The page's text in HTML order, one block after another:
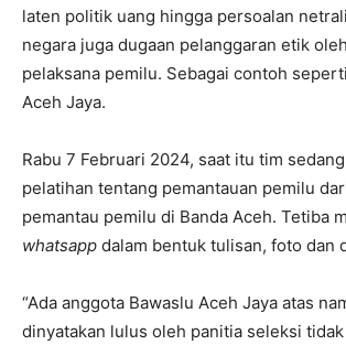
laten politik uang hingga persoalan
negara juga dugaan pelanggaran etik
pelaksana pemilu. Sebagai contoh
Aceh Jaya.
Rabu 7 Februari 2024, saat itu tim
pelatihan tentang pemantauan pemilu
pemantau pemilu di Banda Aceh. Tetiba
whatsapp dalam bentuk tulisan, foto dan
“Ada anggota Bawaslu Aceh Jaya atas
dinyatakan lulus oleh panitia seleksi